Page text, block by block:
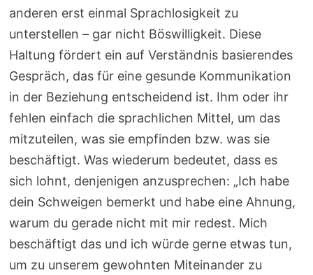
anderen erst einmal Sprachlosigkeit zu
unterstellen – gar nicht Böswilligkeit. Diese
Haltung fördert ein auf Verständnis basierendes
Gespräch, das für eine gesunde Kommunikation
in der Beziehung entscheidend ist. Ihm oder ihr
fehlen einfach die sprachlichen Mittel, um das
mitzuteilen, was sie empfinden bzw. was sie
beschäftigt. Was wiederum bedeutet, dass es
sich lohnt, denjenigen anzusprechen: „Ich habe
dein Schweigen bemerkt und habe eine Ahnung,
warum du gerade nicht mit mir redest. Mich
beschäftigt das und ich würde gerne etwas tun,
um zu unserem gewohnten Miteinander zu